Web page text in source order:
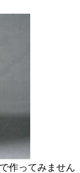
作ってみません